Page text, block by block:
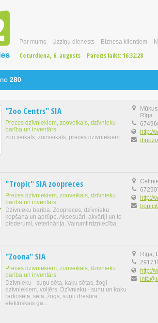
Par mums Uzziņu dienests Biznesa klientiem
Ceturdiena, 6. augusts Pareizs laiks: 16:32:29
no 280
"Zoo Centrs" SIA
Preces dzīvniekiem, zooveikals, dzīvnieku
barība un inventārs
zoo veikals, zooveikals, preces dzīvniekiem
Rīga
http://
"Tropic" SIA zoopreces
Preces dzīvniekiem, zooveikals, dzīvnieku
barība un inventārs
Dzīvnieku barība. Zoopreces, dzīvnieku
kopšana un aprūpe. Aksesuāri, akvāriji un to
piederumi, veterinārija. Vairumtirdzniecība
http://
"Zoona" SIA
Preces dzīvniekiem, zooveikals, dzīvnieku
barība un inventārs
Dzīvnieku - suņu sēta, kaķu sētas, žogi
dzīvniekiem, voljērs. Dzīvnieku - suņu un kaķu
radiosēta, sēta, žogs, suņu dresūra,
elektriskais ga...
Rīga,
http://